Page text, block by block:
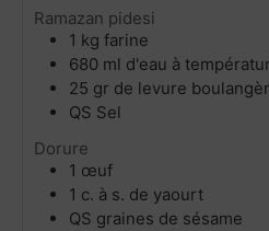
Ramazan pidesi
1 kg farine
680 ml d'eau à
25 gr de levure
QS Sel
Dorure
1 œuf
1 c. à s. de yaourt
QS graines de sésame